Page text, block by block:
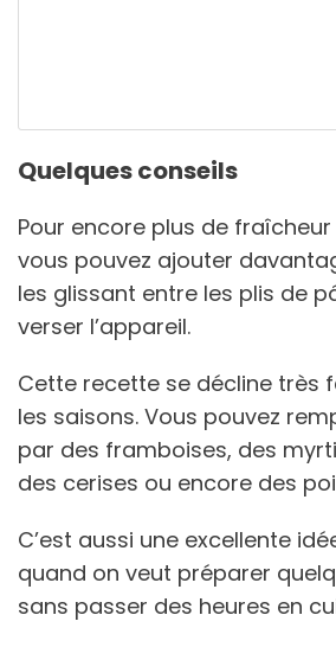
Quelques conseils
Pour encore plus de
vous pouvez ajouter
les glissant entre les plis de
verser l’appareil.
Cette recette se décline très
les saisons. Vous pouvez
par des framboises, des
des cerises ou encore des
C’est aussi une excellente
quand on veut préparer
sans passer des heures en